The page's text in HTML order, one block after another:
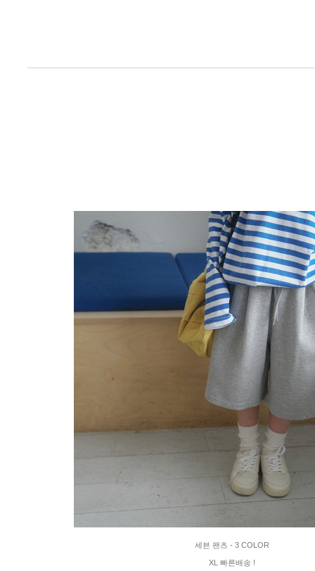
세븐 팬츠 - 3 COLOR
XL 빠른배송 !